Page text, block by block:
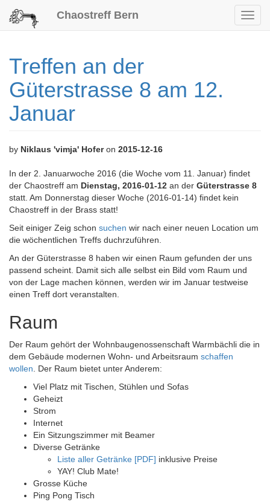
Chaostreff Bern
Treffen an der
Güterstrasse 8 am 12.
Januar
by Niklaus 'vimja' Hoferon 2015-12-16
In der 2. Januarwoche 2016 (die Woche vom 11. Januar) findet
der Chaostreff am Dienstag, 2016-01-12 an der Güterstrasse 8
statt. Am Donnerstag dieser Woche (2016-01-14) findet kein
Chaostreff in der Brass statt!
Seit einiger Zeig schon suchen wir nach einer neuen Location um
die wöchentlichen Treffs duchrzuführen.
An der Güterstrasse 8 haben wir einen Raum gefunden der uns
passend scheint. Damit sich alle selbst ein Bild vom Raum und
von der Lage machen können, werden wir im Januar testweise
einen Treff dort veranstalten.
Raum
Der Raum gehört der Wohnbaugenossenschaft Warmbächli die in
dem Gebäude modernen Wohn- und Arbeitsraum schaffen
wollen . Der Raum bietet unter Anderem:
Viel Platz mit Tischen, Stühlen und Sofas
Geheizt
Strom
Internet
Ein Sitzungszimmer mit Beamer
Diverse Getränke
Liste aller Getränke [PDF] inklusive Preise
YAY! Club Mate!
Grosse Küche
Ping Pong Tisch